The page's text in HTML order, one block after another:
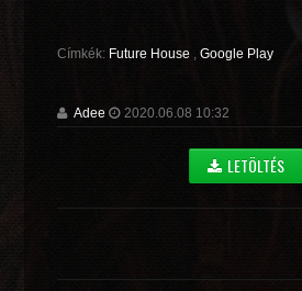
Címkék: Future House ,Google Play
Adee 2020.06.08 10:32
LETÖLTÉS